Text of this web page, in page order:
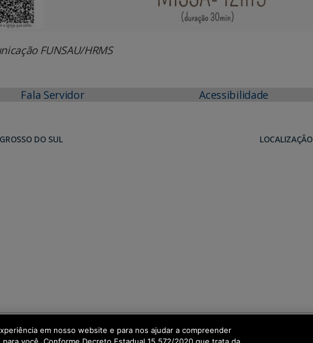
FUNSAU/HRMS
Fala Servidor Acessibilidade
DO SUL
LOCALIZAÇÃO
em nosso website e para nos ajudar a compreender